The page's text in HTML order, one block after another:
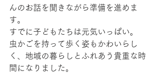
んのお話を聞きながら準備を進めま
す。
すでに子どもたちは元気いっぱい。
虫かごを持って歩く姿もかわいらし
く、地域の暮らしとふれあう貴重な時
間になりました。